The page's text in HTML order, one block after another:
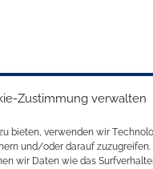
Zustimmung verwalten
bieten, verwenden wir
und/oder darauf
wir Daten wie das